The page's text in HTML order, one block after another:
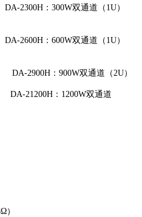
2300H：300W双通道（1U）
2600H：600W双通道（1U）
2900H：900W双通道（2U）
DA-21200H：1200W双通道
）